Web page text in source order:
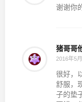
谢谢你
猪哥哥
2016年5
很好，
舒服，
子的垫